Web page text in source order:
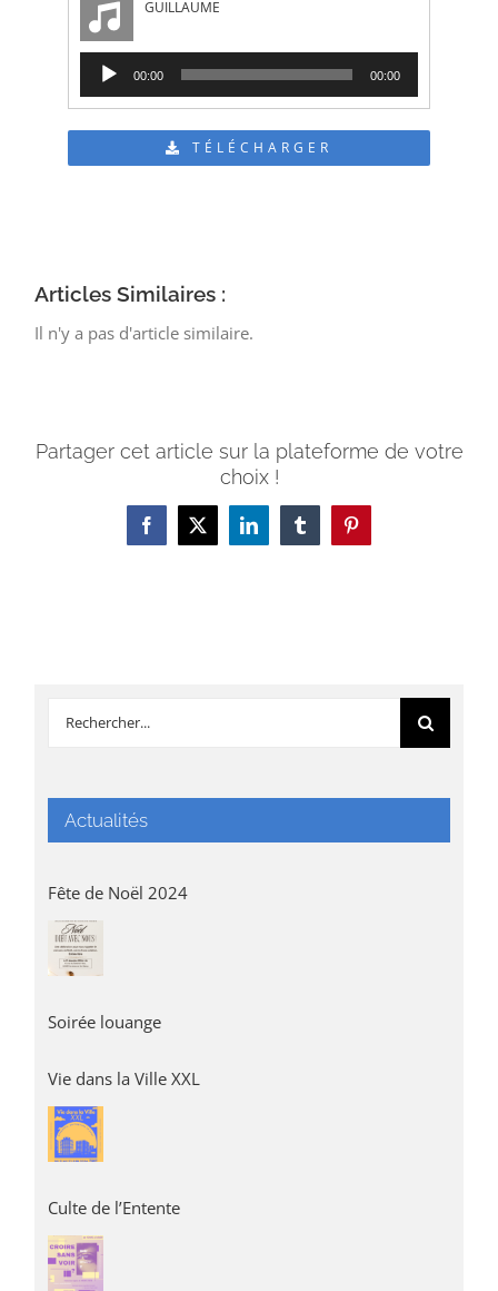
GUILLAUME
Lecteur
audio
00:00 00:00
TÉLÉCHARGER
Articles Similaires :
Il n'y a pas d'article similaire.
Partager cet article sur la plateforme de votre
choix !
Facebook
X LinkedInTumblrPinterest
Rechercher:
Actualités
Fête de Noël 2024
Soirée louange
Vie dans la Ville XXL
Culte de l’Entente